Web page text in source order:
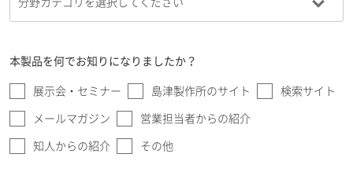
本製品を何でお知りになりましたか？
展示会・セミナー 島津製作所のサイト 検索サイト
メールマガジン 営業担当者からの紹介
知人からの紹介 その他